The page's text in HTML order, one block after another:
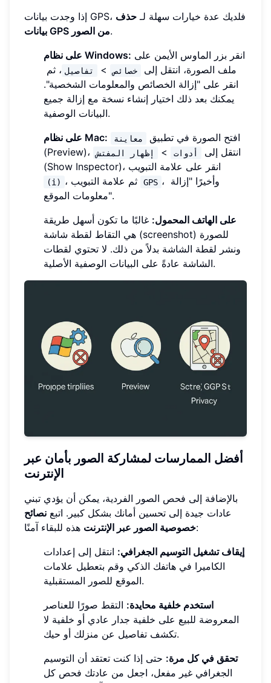
إذا وجدت بيانات GPS، فلديك عدة خيارات سهلة لـ حذف
بيانات GPS من الصور.
على نظام Windows:
ملف الصورة، انتقل إلى
خصائص > تفاصيل ، ثم
انقر على "إزالة الخصائص والمعلومات الشخصية".
يمكنك بعد ذلك اختيار إنشاء نسخة مع إزالة جميع
البيانات الوصفية.
على نظام Mac:
افتح الصورة في تطبيق معاينة
(Preview)، انتقل إلى أدوات > إظهار المفتش
(Show Inspector)، انقر على علامة التبويب
(i) ، ثم علامة التبويب GPS ، وأخيرًا "إزالة
معلومات الموقع".
على الهاتف المحمول: غالبًا ما تكون أسهل طريقة
هي التقاط لقطة شاشة (screenshot) للصورة
ونشر لقطة الشاشة بدلاً من ذلك. لا تحتوي لقطات
الشاشة عادةً على البيانات الوصفية الأصلية.
أفضل الممارسات لمشاركة الصور بأمان عبر
الإنترنت
بالإضافة إلى فحص الصور الفردية، يمكن أن يؤدي تبني
عادات جيدة إلى تحسين أمانك بشكل كبير. اتبع نصائح
خصوصية الصور عبر الإنترنتهذه للبقاء آمنًا:
إيقاف تشغيل التوسيم الجغرافي: انتقل إلى إعدادات
الكاميرا في هاتفك الذكي وقم بتعطيل علامات
الموقع للصور المستقبلية.
استخدم خلفية محايدة: التقط صورًا للعناصر
المعروضة للبيع على خلفية جدار عادي أو خلفية لا
تكشف تفاصيل عن منزلك أو حيك.
تحقق في كل مرة: حتى إذا كنت تعتقد أن التوسيم
الجغرافي غير مفعل، اجعل من عادتك فحص كل